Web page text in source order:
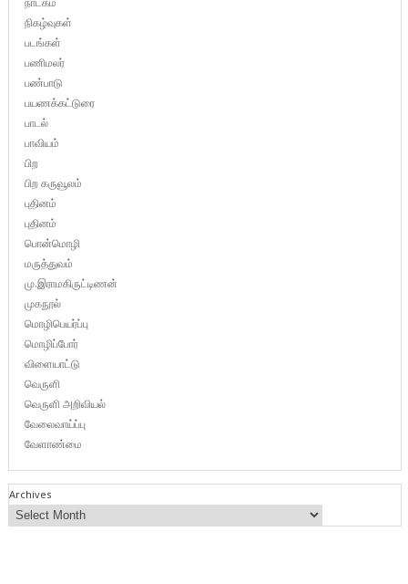
நிகழ்வுகள்
படங்கள்
பணிமலர்
பண்பாடு
பயணக்கட்டுரை
பாடல்
பாவியம்
பிற
பிற கருவூலம்
புதினம்
புதினம்
பொன்மொழி
மருத்துவம்
மு.இராமகிருட்டிணன்
முகநூல்
மொழிபெயர்ப்பு
மொழிப்போர்
விளையாட்டு
வெருளி
வெருளி அறிவியல்
வேலைவாய்ப்பு
வேளாண்மை
Archives